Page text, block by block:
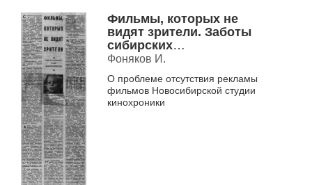
Фильмы, которых не
видят зрители. Заботы
сибирских
кинодокументалистов
Фоняков И.
О проблеме отсутствия рекламы
фильмов Новосибирской студии
кинохроники